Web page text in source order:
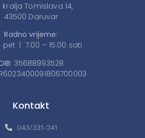
kralja Tomislava 14,
43500 Daruvar
Radno vrijeme:
pet | 7:00 – 15:00 sati
35688993528
Kontakt
043/331-241